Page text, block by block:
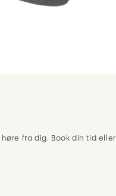
fra dig. Book din tid eller